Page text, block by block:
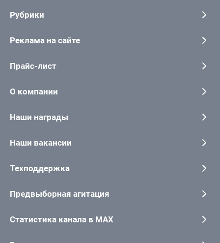
Рубрики
Реклама на сайте
Прайс-лист
О компании
Наши награды
Наши вакансии
Техподдержка
Предвыборная агитация
Статистика канала в MAX